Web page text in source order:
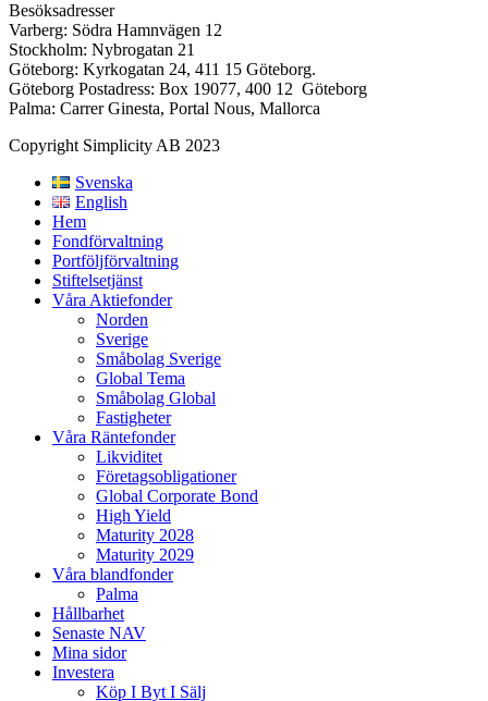
Besöksadresser
Varberg: Södra Hamnvägen 12
Stockholm: Nybrogatan 21
Göteborg: Kyrkogatan 24, 411 15 Göteborg.
Göteborg Postadress: Box 19077, 400 12 Göteborg
Palma: Carrer Ginesta, Portal Nous, Mallorca
Copyright Simplicity AB 2023
Svenska
English
Hem
Fondförvaltning
Portföljförvaltning
Stiftelsetjänst
Våra Aktiefonder
Norden
Sverige
Småbolag Sverige
Global Tema
Småbolag Global
Fastigheter
Våra Räntefonder
Likviditet
Företagsobligationer
Global Corporate Bond
High Yield
Maturity 2028
Maturity 2029
Våra blandfonder
Palma
Hållbarhet
Senaste NAV
Mina sidor
Investera
Köp I Byt I Sälj